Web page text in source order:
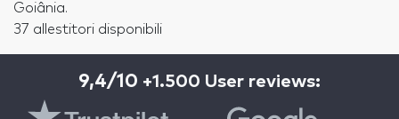
Goiânia.
37 allestitori disponibili
9,4/10 +1.500 User reviews: